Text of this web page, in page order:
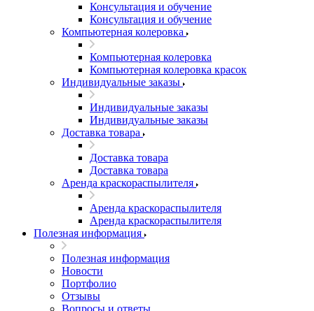
Консультация и обучение
Консультация и обучение
Компьютерная колеровка
Компьютерная колеровка
Компьютерная колеровка красок
Индивидуальные заказы
Индивидуальные заказы
Индивидуальные заказы
Доставка товара
Доставка товара
Доставка товара
Аренда краскораспылителя
Аренда краскораспылителя
Аренда краскораспылителя
Полезная информация
Полезная информация
Новости
Портфолио
Отзывы